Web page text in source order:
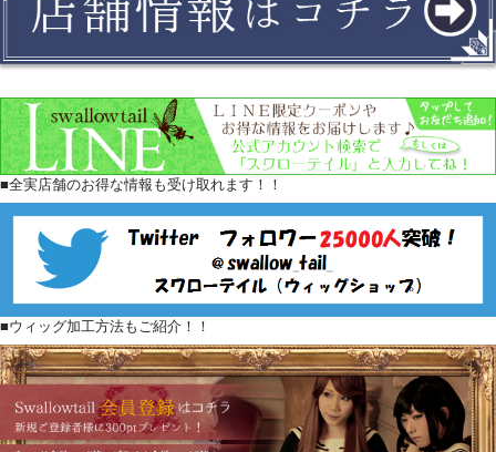
■全実店舗のお得な情報も受け取れます！！
■ウィッグ加工方法もご紹介！！